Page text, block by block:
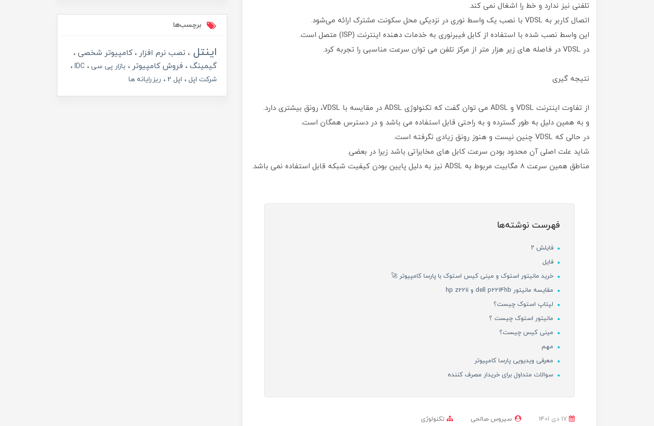
تلفنی نیز ندارد و خط را اشغال نمی کند.
اتصال کاربر به VDSL با نصب یک واسط‌ نوری در نزدیکی محل سکونت مشترک ارائه می‌شود.
این واسط نصب شده با استفاده از کابل فیبرنوری به خدمات دهنده اینترنت (ISP) متصل است.
در VDSL در فاصله های زیر هزار متر از مرکز تلفن می توان سرعت مناسبی را تجربه کرد.
نتیجه گیری
از تفاوت اینترنت VDSL و ADSL می توان گفت که تکنولوژی ADSL در مقایسه با VDSL‌، رونق بیشتری دارد.
و به همین دلیل به طور گسترده و به راحتی قابل استفاده می باشد و در دسترس همگان است.
در حالی که VDSL چنین نیست و هنوز رونق زیادی نگرفته است.
شاید علت اصلی آن محدود بودن سرعت کابل های مخابراتی باشد زیرا در بعضی.
مناطق همین سرعت ۸ مگابیت مربوط به ADSL نیز به دلیل پایین بودن کیفیت شبکه قابل استفاده نمی باشد.
فهرست نوشته‌ها
فایلش ۲
فایل
خرید مانیتور استوک و مینی کیس استوک با پارسا کامپیوتر 🚀
مقایسه مانیتور dell p2214hb و hp z221i
لپتاپ استوک چیست؟
مانیتور استوک چیست ؟
مینی کیس چیست؟
مهم
معرفی ویدیویی پارسا کامپیوتر
سوالات متداول برای خریدار مصرف کننده
سیروس صالحی تکنولوژی
برچسب‌ها
اینتل نصب نرم افزار
کامپیوتر شخصی
گیمینگ
فروش کامپیوتر بازار پی سی
IDC
شرکت اپل
اپل 2 ریزرایانه ها